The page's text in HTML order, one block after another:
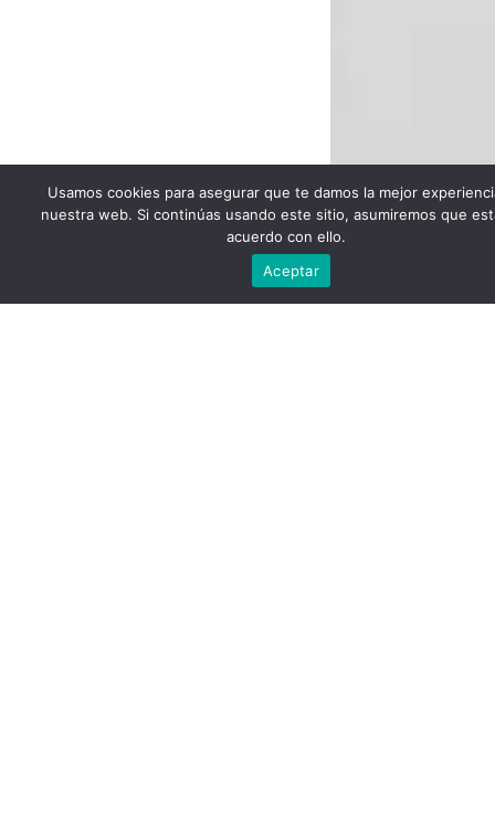
Usamos cookies para asegurar que te damos la mejor
nuestra web. Si continúas usando este sitio, asumiremos que
acuerdo con ello.
Aceptar